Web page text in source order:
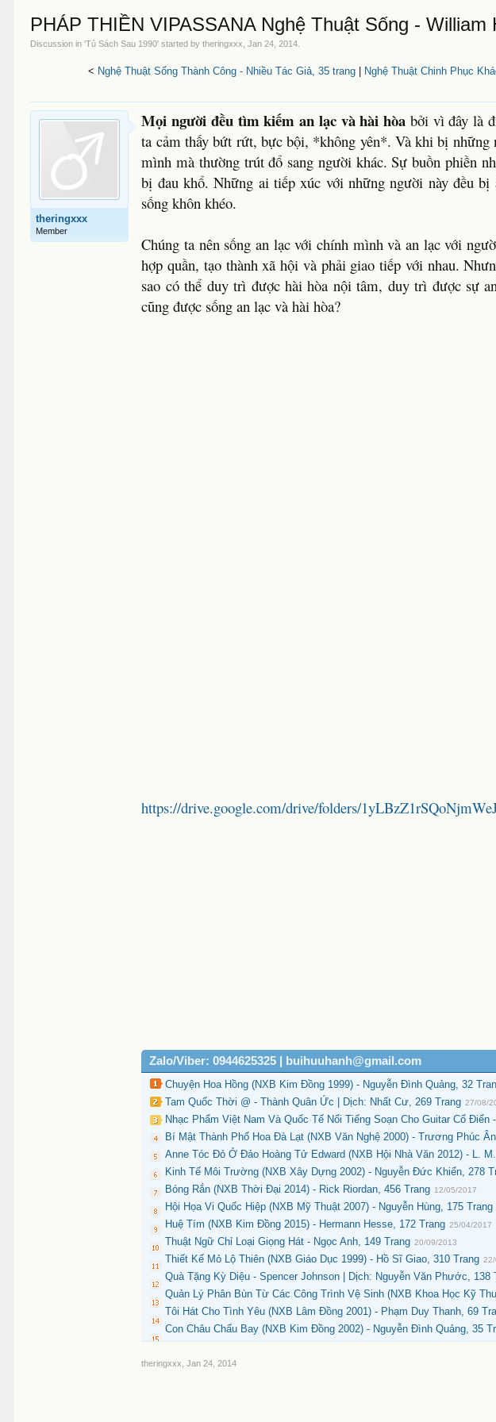
PHÁP THIỀN VIPASSANA Nghệ Thuật Sống - William
Discussion in 'Tủ Sách Sau 1990' started bytheringxxx ,Jan 24, 2014
< Nghệ Thuật Sống Thành Công - Nhiều Tác Giả, 35 trang Nghệ Thuật Chinh Phục
theringxxx
Member
Mọi người đều tìm kiếm an lạc và hài hòa bởi vì đây là
ta cảm thấy bứt rứt, bực bội, *không yên*. Và khi bị những
mình mà thường trút đổ sang người khác. Sự buồn phiền
bị đau khổ. Những ai tiếp xúc với những người này đều bị
sống khôn khéo.
Chúng ta nên sống an lạc với chính mình và an lạc với
hợp quần, tạo thành xã hội và phải giao tiếp với nhau.
sao có thể duy trì được hài hòa nội tâm, duy trì được sự
cũng được sống an lạc và hài hòa?
https://drive.google.com/drive/folders/
Zalo/Viber: 0944625325 | buihuuhanh@gmail.com
Chuyện Hoa Hồng (NXB Kim Đồng 1999) - Nguyễn Đình Quảng, 32
Tam Quốc Thời @ - Thành Quân Ức | Dịch: Nhất Cư, 269 Trang 27/08/
Nhạc Phẩm Việt Nam Và Quốc Tế Nổi Tiếng Soạn Cho Guitar Cổ Điển
Bí Mật Thành Phố Hoa Đà Lạt (NXB Văn Nghệ 2000) - Trương Phúc
Anne Tóc Đỏ Ở Đảo Hoàng Tử Edward (NXB Hội Nhà Văn 2012) - L.
Kinh Tế Môi Trường (NXB Xây Dựng 2002) - Nguyễn Đức Khiển, 278
Bóng Rắn (NXB Thời Đại 2014) - Rick Riordan, 456 Trang 12/05/2017
Hội Họa Vi Quốc Hiệp (NXB Mỹ Thuật 2007) - Nguyễn Hùng, 175 Trang
Huệ Tím (NXB Kim Đồng 2015) - Hermann Hesse, 172 Trang 25/04/2017
Thuật Ngữ Chỉ Loại Giọng Hát - Ngọc Anh, 149 Trang 20/09/2013
Thiết Kế Mỏ Lộ Thiên (NXB Giáo Dục 1999) - Hồ Sĩ Giao, 310 Trang
Quà Tặng Kỳ Diệu - Spencer Johnson | Dịch: Nguyễn Văn Phước, 138
Quản Lý Phân Bùn Từ Các Công Trình Vệ Sinh (NXB Khoa Học Kỹ
Tôi Hát Cho Tình Yêu (NXB Lâm Đồng 2001) - Phạm Duy Thanh, 69
Con Châu Chấu Bay (NXB Kim Đồng 2002) - Nguyễn Đình Quảng, 35
theringxxx Jan 24, 2014